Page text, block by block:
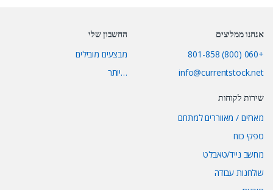
אנחנו ממליצים
+060 (800) 801-858
info@currentstock.net
החשבון שלי
מבצעים מובילים
…יותר
שירות לקוחות
מארזים / מאווררים למתחם
ספקי כוח
מחשב נייד/טאבלט
שולחנות עבודה